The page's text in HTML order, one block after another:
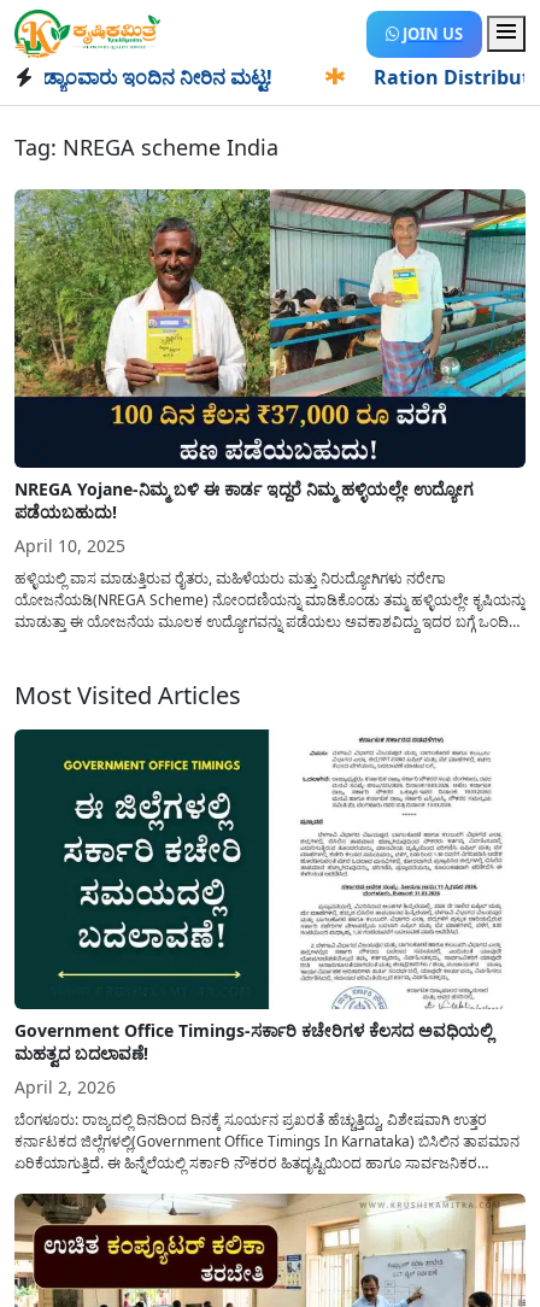
JOIN US
ಇಂದಿನ ನೀರಿನ ಮಟ್ಟ! Ration Distribution-
Tag: NREGA scheme India
NREGA Yojane-ನಿಮ್ಮ ಬಳಿ ಈ ಕಾರ್ಡ ಇದ್ದರೆ ನಿಮ್ಮ ಹಳ್ಳಿಯಲ್ಲೇ ಉದ್ಯೋಗ
ಪಡೆಯಬಹುದು!
April 10, 2025
ಹಳ್ಳಿಯಲ್ಲಿ ವಾಸ ಮಾಡುತ್ತಿರುವ ರೈತರು, ಮಹಿಳೆಯರು ಮತ್ತು ನಿರುದ್ಯೋಗಿಗಳು ನರೇಗಾ
ಯೋಜನೆಯಡಿ(NREGA Scheme) ನೋಂದಣಿಯನ್ನು ಮಾಡಿಕೊಂಡು ತಮ್ಮ ಹಳ್ಳಿಯಲ್ಲೇ ಕೃಷಿಯನ್ನು
ಮಾಡುತ್ತಾ ಈ ಯೋಜನೆಯ ಮೂಲಕ ಉದ್ಯೋಗವನ್ನು ಪಡೆಯಲು ಅವಕಾಶವಿದ್ದು ಇದರ ಬಗ್ಗೆ ಒಂದಿಷ್ಟು
Most Visited Articles
Government Office Timings-ಸರ್ಕಾರಿ ಕಚೇರಿಗಳ ಕೆಲಸದ ಅವಧಿಯಲ್ಲಿ
ಮಹತ್ವದ ಬದಲಾವಣೆ!
April 2, 2026
ಬೆಂಗಳೂರು: ರಾಜ್ಯದಲ್ಲಿ ದಿನದಿಂದ ದಿನಕ್ಕೆ ಸೂರ್ಯನ ಪ್ರಖರತೆ ಹೆಚ್ಚುತ್ತಿದ್ದು, ವಿಶೇಷವಾಗಿ ಉತ್ತರ
ಕರ್ನಾಟಕದ ಜಿಲ್ಲೆಗಳಲ್ಲಿ(Government Office Timings In Karnataka) ಬಿಸಿಲಿನ ತಾಪಮಾನ
ಏರಿಕೆಯಾಗುತ್ತಿದೆ. ಈ ಹಿನ್ನೆಲೆಯಲ್ಲಿ ಸರ್ಕಾರಿ ನೌಕರರ ಹಿತದೃಷ್ಟಿಯಿಂದ ಹಾಗೂ ಸಾರ್ವಜನಿಕರ
ಮತ್ತು ಕಲ್ಯಾಣ ಕರ್ನಾಟಕದ ಒಟ್ಟು 9 ಜಿಲ್ಲೆಗಳಲ್ಲಿ ಏಪ್ರಿಲ್...